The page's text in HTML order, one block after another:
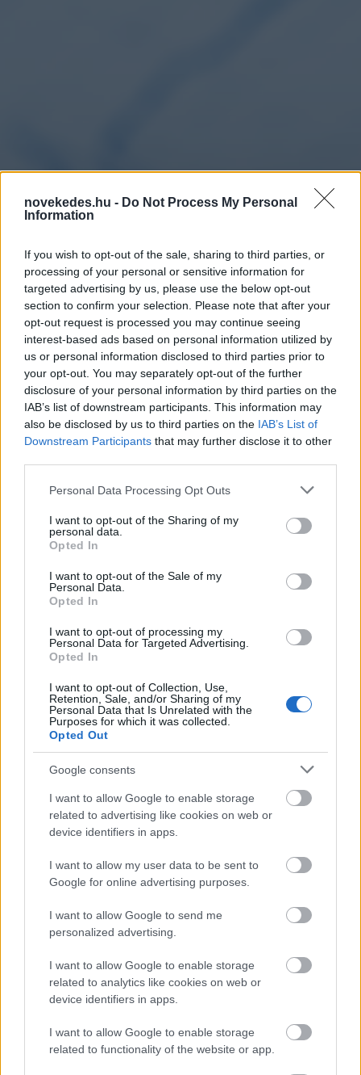
novekedes.hu - Do Not Process My Personal
Information
If you wish to opt-out of the sale, sharing to third parties, or
processing of your personal or sensitive information for
targeted advertising by us, please use the below opt-out
section to confirm your selection. Please note that after your
opt-out request is processed you may continue seeing
interest-based ads based on personal information utilized by
us or personal information disclosed to third parties prior to
your opt-out. You may separately opt-out of the further
disclosure of your personal information by third parties on the
IAB’s list of downstream participants. This information may
also be disclosed by us to third parties on the IAB’s List of
Downstream Participants that may further disclose it to other
Please note that this website/app uses one or more Google
not limited to your visit or usage behaviour. You may click to
grant or deny consent to Google and its third-party tags to
use your data for below specified purposes in below Google
consent section.
Personal Data Processing Opt Outs
I want to opt-out of the Sharing of my
personal data.
Opted In
I want to opt-out of the Sale of my
Personal Data.
Opted In
I want to opt-out of processing my
Personal Data for Targeted Advertising.
Opted In
I want to opt-out of Collection, Use,
Retention, Sale, and/or Sharing of my
Personal Data that Is Unrelated with the
Purposes for which it was collected.
Opted Out
Google consents
I want to allow Google to enable storage
related to advertising like cookies on web or
device identifiers in apps.
I want to allow my user data to be sent to
Google for online advertising purposes.
I want to allow Google to send me
personalized advertising.
I want to allow Google to enable storage
related to analytics like cookies on web or
device identifiers in apps.
I want to allow Google to enable storage
related to functionality of the website or app.
Ki fizeti meg a ritka
betegségek valódi árát?
EGÉSZSÉGIPAR 2026. MÁJ. 21. ÁLDOTT REBEKA
A ritka betegségek kérdésköre egyaránt
jelent orvosi, társadalmi és gazdasági
kihívást. Ezzel a komplex problémával
foglalkozik a Magyar Közgazdasági Társaság
Egészség- és Egészségügy-gazdaságtani
Szakosztályának szakmai kerekasztal-
megvitatták, hogy milyen egyéni és
kórképek, és milyen megoldások segíthetik
a betegek életminőségének javítását.
Az Európai Unió meghatározása szerint ritka
betegségnek az számít, amely legfeljebb 2000
emberből egyet érint. A megnevezés azonban
félrevezető. Miközben egy-egy betegség
valóban ritka, összességében több ezer
különböző kórképről van szó, amelyek együtt
már jelentős betegpopulációt alkotnak.
Magyarországon mintegy 700 ezer ember,
az Európai Unióban pedig körülbelül 30